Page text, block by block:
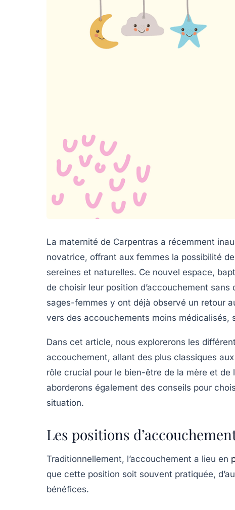
La maternité de Carpentras a récemment
novatrice, offrant aux femmes la possibilité
sereines et naturelles. Ce nouvel espace,
de choisir leur position d’accouchement sans
sages-femmes y ont déjà observé un retour
vers des accouchements moins médicalisés,
Dans cet article, nous explorerons les
accouchement, allant des plus classiques
rôle crucial pour le bien-être de la mère et
aborderons également des conseils pour
situation.
Les positions
Traditionnellement, l’accouchement a lieu en
que cette position soit souvent pratiquée,
bénéfices.